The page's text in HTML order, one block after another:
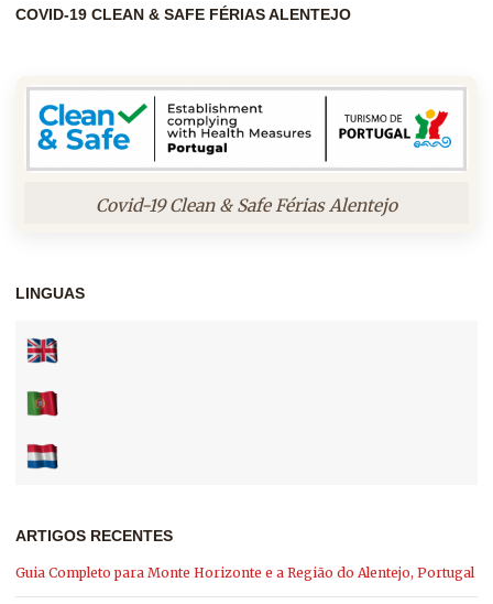
COVID-19 CLEAN & SAFE FÉRIAS ALENTEJO
Covid-19 Clean & Safe Férias Alentejo
LINGUAS
ARTIGOS RECENTES
Guia Completo para Monte Horizonte e a Região do Alentejo, Portugal